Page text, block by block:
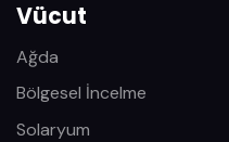
Vücut
Ağda
Bölgesel İncelme
Solaryum